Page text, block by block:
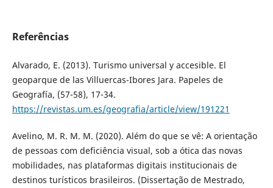
Referências
Alvarado, E. (2013). Turismo universal y accesible. El
geoparque de las Villuercas-Ibores Jara. Papeles de
Geografía, (57-58), 17-34.
https://revistas.um.es/geografia/article/view/191221
Avelino, M. R. M. M. (2020). Além do que se vê: A orientação
de pessoas com deficiência visual, sob a ótica das novas
mobilidades, nas plataformas digitais institucionais de
destinos turísticos brasileiros. (Dissertação de Mestrado,